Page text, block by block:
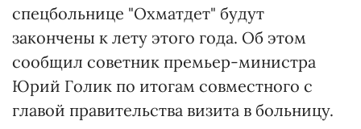
спецбольнице "Охматдет" будут
закончены к лету этого года. Об этом
сообщил советник премьер-министра
Юрий Голик по итогам совместного с
главой правительства визита в больницу.